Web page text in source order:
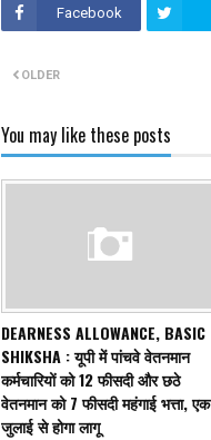
Facebook
OLDER
You may like these posts
DEARNESS ALLOWANCE, BASIC
SHIKSHA : यूपी में पांचवे वेतनमान
कर्मचारियों को 12 फीसदी और छठे
वेतनमान को 7 फीसदी महंगाई भत्ता, एक
जुलाई से होगा लागू